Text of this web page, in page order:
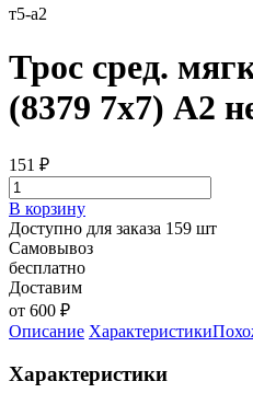
т5-а2
Трос сред.
(8379 7х7) А2
151 ₽
В корзину
Доступно для заказа 159 шт
Самовывоз
бесплатно
Доставим
от 600 ₽
Описание Характеристики
Характеристики